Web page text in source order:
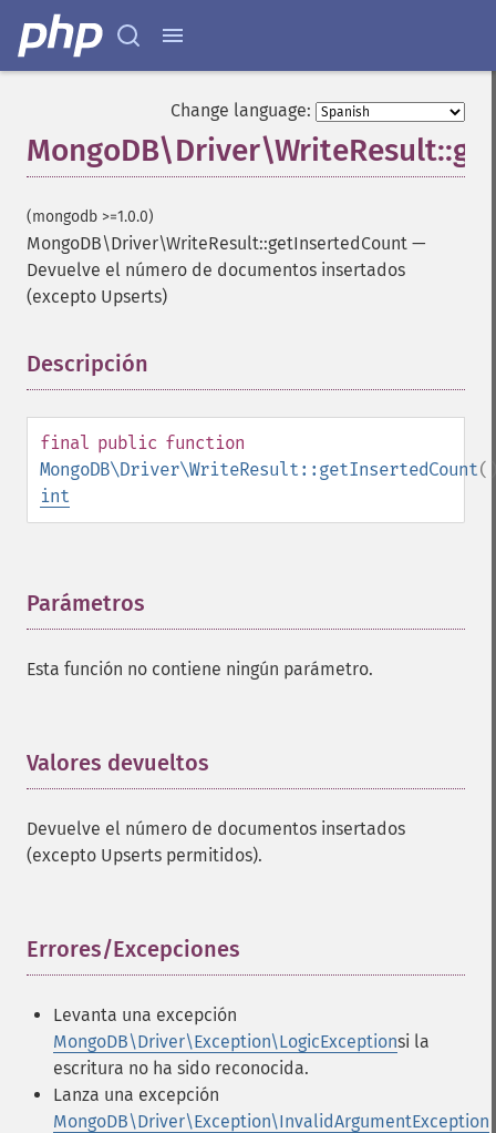
Change language:
(mongodb >=1.0.0)
MongoDB\Driver\WriteResult::getInsertedCount —
Devuelve el número de documentos insertados
(excepto Upserts)
Descripción
final public function
MongoDB\Driver\WriteResult::getInsertedCount
int
Parámetros
Esta función no contiene ningún parámetro.
Valores devueltos
Devuelve el número de documentos insertados
(excepto Upserts permitidos).
Errores/Excepciones
Levanta una excepción
MongoDB\Driver\Exception\LogicExceptionsi la
escritura no ha sido reconocida.
Lanza una excepción
MongoDB\Driver\Exception\InvalidArgumentException